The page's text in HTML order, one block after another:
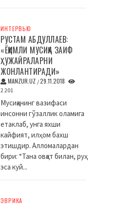
ИНТЕРВЬЮ
РУСТАМ АБДУЛЛАЕВ:
«ЁҚИМЛИ МУСИҚА ЗАИФ
ҲУЖАЙРАЛАРНИ
ЖОНЛАНТИРАДИ»
MANZUR.UZ /29.11.2018
2 201
Мусиқанинг вазифаси
инсонни гўзаллик оламига
етаклаб, унга яхши
кайфият, илҳом бахш
этишдир. Алломалардан
бири: “Тана овқат билан, руҳ
эса куй...
ЭВРИКА